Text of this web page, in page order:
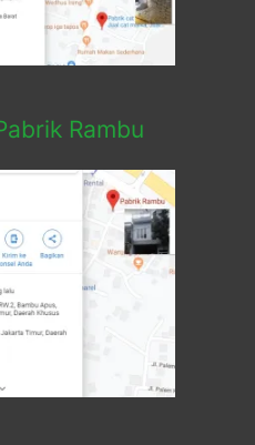
Rambu